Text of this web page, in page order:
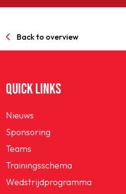
Back to overview
QUICK LINKS
Nieuws
Sponsoring
Teams
Trainingsschema
Wedstrijdprogramma